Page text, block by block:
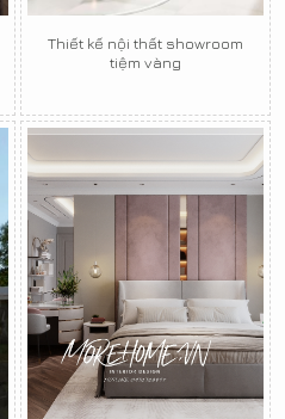
Thiết kế nội thất showroom
tiệm vàng